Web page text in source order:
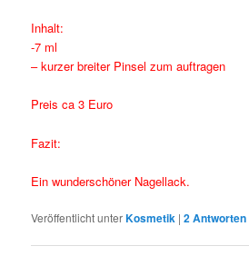
Inhalt:
-7 ml
– kurzer breiter Pinsel zum auftragen
Preis ca 3 Euro
Fazit:
Ein wunderschöner Nagellack.
Veröffentlicht unterKosmetik |2Antworten